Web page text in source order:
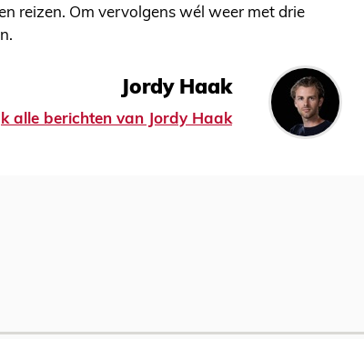
reizen. Om vervolgens wél weer met drie
Jordy Haak
alle berichten van Jordy Haak